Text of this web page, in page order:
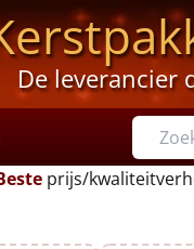
De leverancier
prijs/